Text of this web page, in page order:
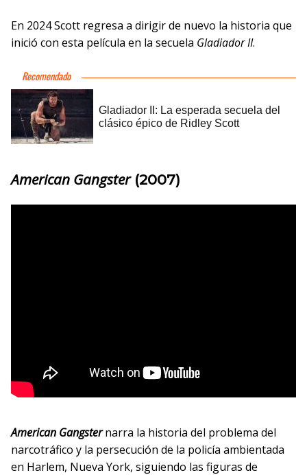
En 2024 Scott regresa a dirigir de nuevo la historia que
inició con esta película en la secuela Gladiador II.
American Gangster(2007)
American Gangsternarra la historia del problema del
narcotráfico y la persecución de la policía ambientada
en Harlem, Nueva York, siguiendo las figuras de